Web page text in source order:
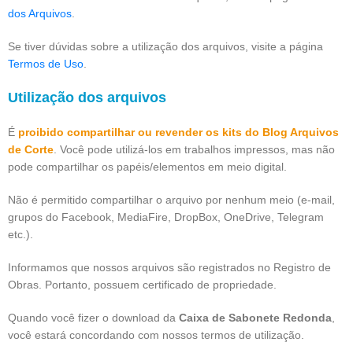
dos Arquivos
Se tiver dúvidas sobre a utilização dos arquivos, visite a página
Termos de Uso
Utilização dos arquivos
É proibido compartilhar ou revender os kits do Blog Arquivos
de Corte . Você pode utilizá-los em trabalhos impressos, mas não
pode compartilhar os papéis/elementos em meio digital.
Não é permitido compartilhar o arquivo por nenhum meio (e-mail,
grupos do Facebook, MediaFire, DropBox, OneDrive, Telegram
etc.).
Informamos que nossos arquivos são registrados no Registro de
Obras. Portanto, possuem certificado de propriedade.
Quando você fizer o download da Caixa de Sabonete Redonda
você estará concordando com nossos termos de utilização.